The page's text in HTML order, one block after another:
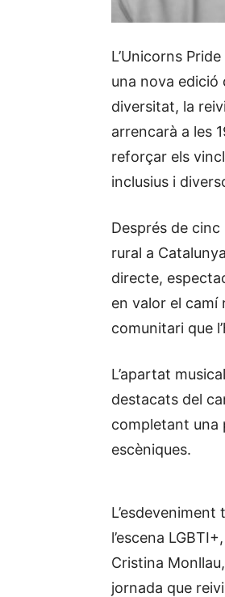
L’Unicorns
una nova
diversitat, la
arrencarà a les
reforçar els
inclusius i
Després de
rural a
directe,
en valor el camí
comunitari que
L’apartat
destacats del
completant una
escèniques.
l’escena
Cristina
jornada que